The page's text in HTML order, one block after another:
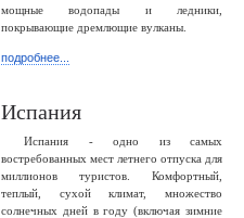
мощные водопады и ледники,
покрывающие дремлющие вулканы.
подробнее...
Испания
Испания - одно из самых
востребованных мест летнего отпуска для
миллионов туристов. Комфортный,
теплый, сухой климат, множество
солнечных дней в году (включая зимние